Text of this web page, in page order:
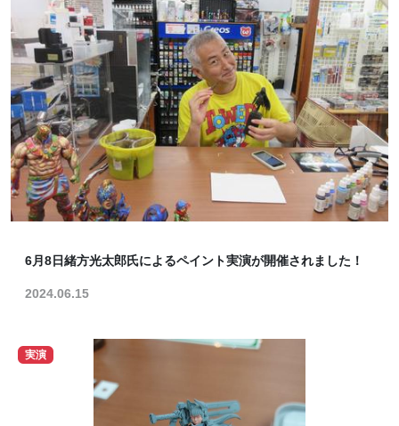
6月8日緒方光太郎氏によるペイント実演が開催されました！
2024.06.15
実演